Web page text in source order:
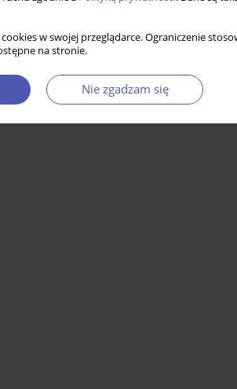
w swojej przeglądarce. Ograniczenie
na stronie.
Nie zgadzam się